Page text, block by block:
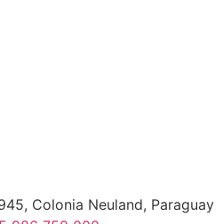
Colonia Neuland, Paraguay